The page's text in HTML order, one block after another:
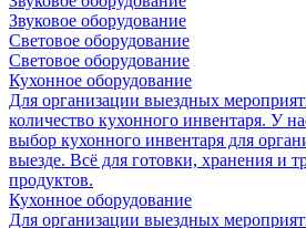
Звуковое оборудование
Световое оборудование
Световое оборудование
Кухонное оборудование
Для организации выездных
количество кухонного инвентаря. У
выбор кухонного инвентаря для
выезде. Всё для готовки, хранения и
продуктов.
Кухонное оборудование
Для организации выездных